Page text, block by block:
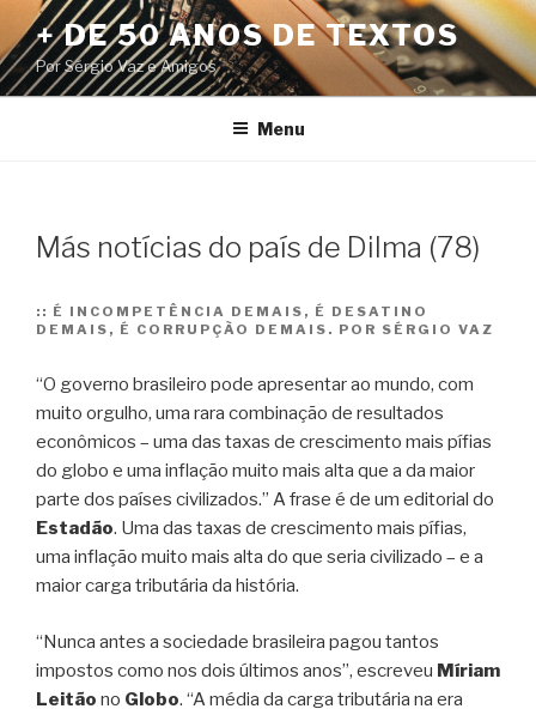
Pular
para
o
conteúdo
+ DE 50 ANOS DE TEXTOS
Por Sérgio Vaz e Amigos
Menu
Más notícias do país de Dilma (78)
:: É INCOMPETÊNCIA DEMAIS, É DESATINO
DEMAIS, É CORRUPÇÃO DEMAIS. POR SÉRGIO VAZ
“O governo brasileiro pode apresentar ao mundo, com
muito orgulho, uma rara combinação de resultados
econômicos – uma das taxas de crescimento mais pífias
do globo e uma inflação muito mais alta que a da maior
parte dos países civilizados.” A frase é de um editorial do
Estadão. Uma das taxas de crescimento mais pífias,
uma inflação muito mais alta do que seria civilizado – e a
maior carga tributária da história.
“Nunca antes a sociedade brasileira pagou tantos
impostos como nos dois últimos anos”, escreveu Míriam
Leitão no Globo. “A média da carga tributária na era